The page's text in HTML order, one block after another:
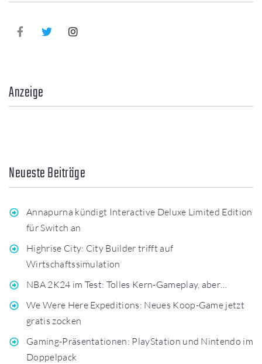
Anzeige
Neueste Beiträge
Annapurna kündigt Interactive Deluxe Limited Edition
für Switch an
Highrise City: City Builder trifft auf
Wirtschaftssimulation
NBA 2K24 im Test: Tolles Kern-Gameplay, aber…
We Were Here Expeditions: Neues Koop-Game jetzt
gratis zocken
Gaming-Präsentationen: PlayStation und Nintendo im
Doppelpack